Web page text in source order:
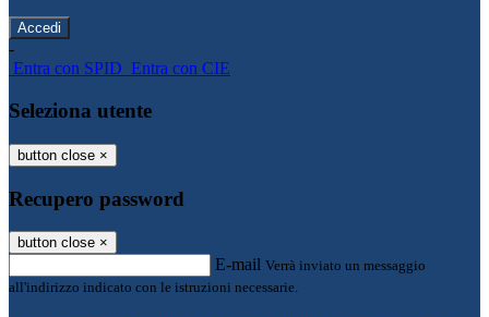
-
Entra con SPID Entra con CIE
Seleziona utente
button close ×
Recupero password
button close ×
E-mail Verrà inviato un messaggio
all'indirizzo indicato con le istruzioni necessarie.